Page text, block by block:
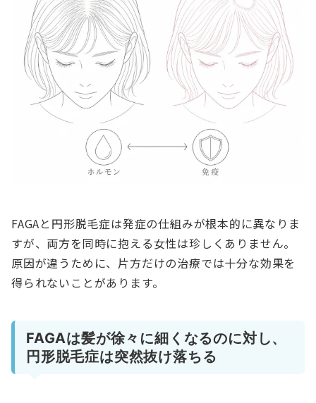
FAGAと円形脱毛症は発症の仕組みが根本的に異なりま
すが、両方を同時に抱える女性は珍しくありません。
原因が違うために、片方だけの治療では十分な効果を
得られないことがあります。
FAGAは髪が徐々に細くなるのに対し、
円形脱毛症は突然抜け落ちる